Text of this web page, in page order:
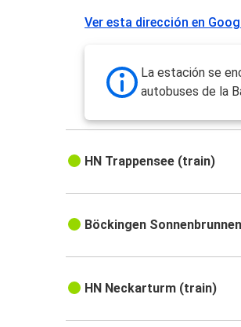
Ver esta dirección en
La estación se
autobuses de la
HN Trappensee (train)
Böckingen
HN Neckarturm (train)